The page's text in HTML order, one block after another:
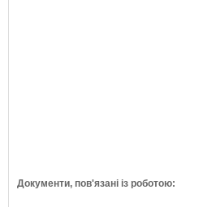
Документи, пов'язані із роботою: